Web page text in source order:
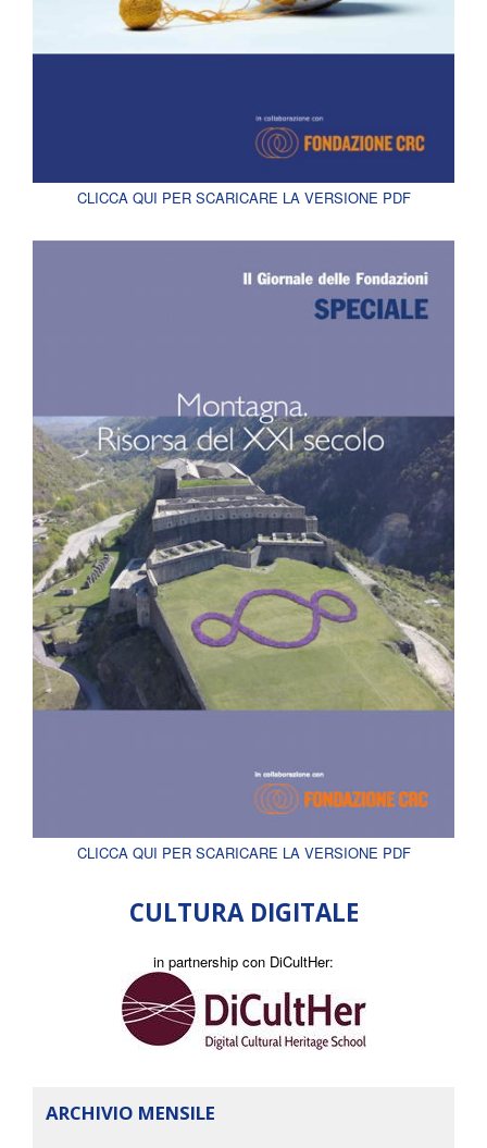
CLICCA QUI PER SCARICARE LA VERSIONE PDF
CLICCA QUI PER SCARICARE LA VERSIONE PDF
CULTURA DIGITALE
in partnership con DiCultHer:
ARCHIVIO MENSILE